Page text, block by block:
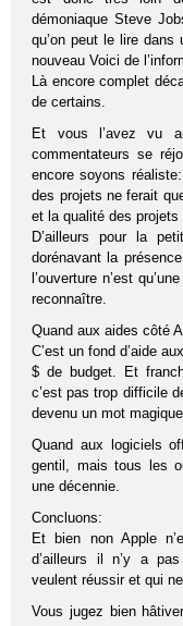
démoniaque Steve
qu’on peut le lire
nouveau Voici de
Là encore complet
de certains.
Et vous l’avez vu
commentateurs se
encore soyons
des projets ne ferait
et la qualité des projets
D’ailleurs pour la
dorénavant la
l’ouverture n’est
reconnaître.
Quand aux aides côté
C’est un fond d’aide
$ de budget. Et
c’est pas trop difficile
devenu un mot magique.
Quand aux logiciels
gentil, mais tous les
une décennie.
Concluons:
Et bien non Apple
d’ailleurs il n’y a
veulent réussir et qui
Vous jugez bien